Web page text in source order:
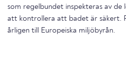
som regelbundet inspekteras av
att kontrollera att badet är säkert.
årligen till Europeiska miljöbyrån.